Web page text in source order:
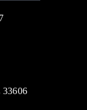
33606